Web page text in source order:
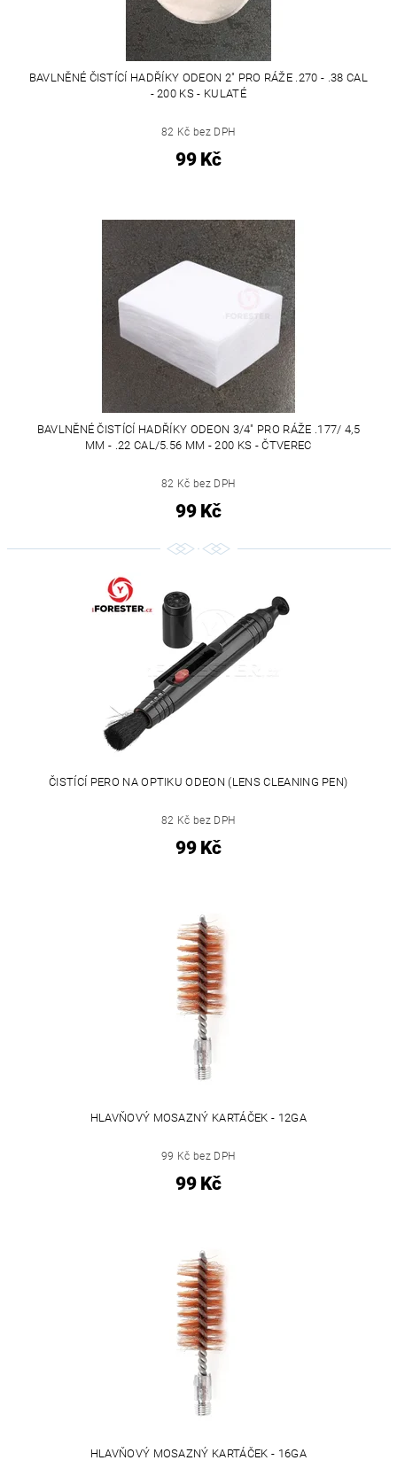
BAVLNĚNÉ ČISTÍCÍ HADŘÍKY ODEON 2" PRO RÁŽE .270 - .38 CAL
- 200 KS - KULATÉ
82 Kč bez DPH
99 Kč
BAVLNĚNÉ ČISTÍCÍ HADŘÍKY ODEON 3/4" PRO RÁŽE .177/ 4,5
MM - .22 CAL/5.56 MM - 200 KS - ČTVEREC
82 Kč bez DPH
99 Kč
ČISTÍCÍ PERO NA OPTIKU ODEON (LENS CLEANING PEN)
82 Kč bez DPH
99 Kč
HLAVŇOVÝ MOSAZNÝ KARTÁČEK - 12GA
99 Kč bez DPH
99 Kč
HLAVŇOVÝ MOSAZNÝ KARTÁČEK - 16GA